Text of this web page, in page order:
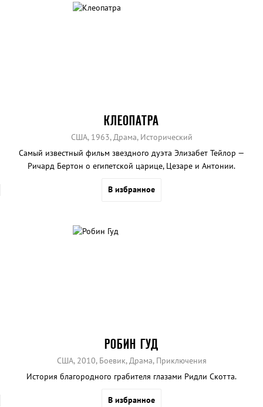
КЛЕОПАТРА
США, 1963, Драма, Исторический
Самый известный фильм звездного дуэта Элизабет Тейлор —
Ричард Бертон о египетской царице, Цезаре и Антонии.
В избранное
РОБИН ГУД
США, 2010, Боевик, Драма, Приключения
История благородного грабителя глазами Ридли Скотта.
В избранное